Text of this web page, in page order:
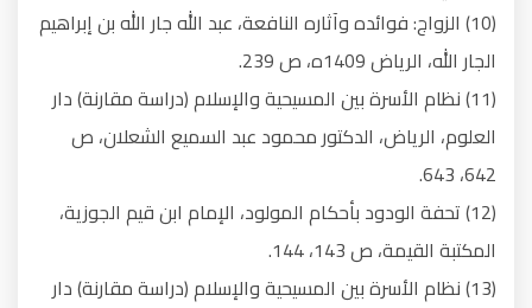
(10) الزواج: فوائده وآثاره النافعة، عبد الله جار الله بن إبراهيم
الجار الله، الرياض 1409ه، ص 239.
(11) نظام الأسرة بين المسيحية والإسلام (دراسة مقارنة) دار
العلوم، الرياض، الدكتور محمود عبد السميع الشعلان، ص
642، 643.
(12) تحفة الودود بأحكام المولود، الإمام ابن قيم الجوزية،
المكتبة القيمة، ص 143، 144.
(13) نظام الأسرة بين المسيحية والإسلام (دراسة مقارنة) دار